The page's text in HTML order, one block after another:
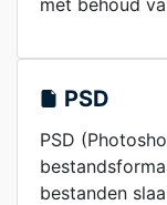
met behoud
PSD
PSD
bestanden